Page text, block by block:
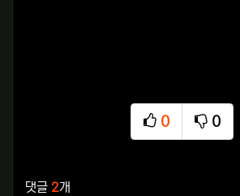
0
추천
0
비추천
댓글 2개